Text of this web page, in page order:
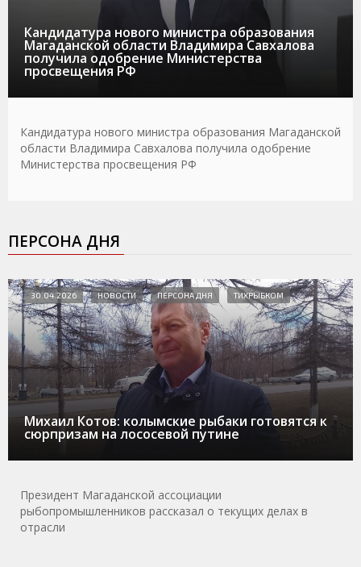
Кандидатура нового министра образования
Магаданской области Владимира Савхалова
получила одобрение Министерства
просвещения РФ
Кандидатура нового министра образования Магаданской
области Владимира Савхалова получила одобрение
Министерства просвещения РФ
ПЕРСОНА ДНЯ
Михаил Котов: колымские рыбаки готовятся к
сюрпризам на лососевой путине
30.04.2026 НОВОСТИ ПЕРСОНА ДНЯ ТИХРЫБКОМ
Президент Магаданской ассоциации
рыбопромышленников рассказал о текущих делах в
отрасли